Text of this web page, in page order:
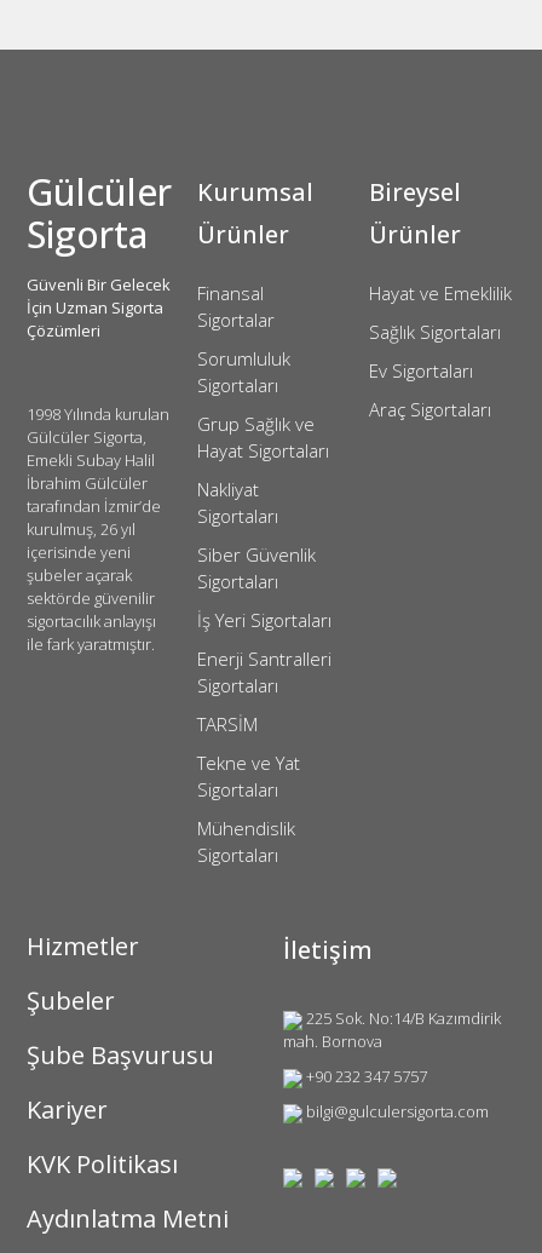
Gülcüler
Sigorta
Güvenli Bir Gelecek
İçin Uzman Sigorta
Çözümleri
1998 Yılında kurulan
Gülcüler Sigorta,
Emekli Subay Halil
İbrahim Gülcüler
tarafından İzmir’de
kurulmuş, 26 yıl
içerisinde yeni
şubeler açarak
sektörde güvenilir
sigortacılık anlayışı
ile fark yaratmıştır.
Kurumsal
Ürünler
Finansal
Sigortalar
Sorumluluk
Sigortaları
Grup Sağlık ve
Hayat Sigortaları
Nakliyat
Sigortaları
Siber Güvenlik
Sigortaları
İş Yeri Sigortaları
Enerji Santralleri
Sigortaları
TARSİM
Tekne ve Yat
Sigortaları
Mühendislik
Sigortaları
Bireysel
Ürünler
Hayat ve Emeklilik
Sağlık Sigortaları
Ev Sigortaları
Araç Sigortaları
Hizmetler
Şubeler
Şube Başvurusu
Kariyer
KVK Politikası
Aydınlatma Metni
İletişim
225 Sok. No:14/B Kazımdirik
mah. Bornova
+90 232 347 5757
bilgi@gulculersigorta.com